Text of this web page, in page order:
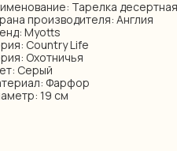
Тарелка десертная
производителя: Англия
Myotts
Country Life
Охотничья
Серый
Фарфор
19 см